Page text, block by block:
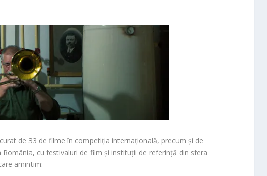
de 33 de filme în competiția internațională, precum și de
cu festivaluri de film și instituții de referință din sfera
amintim: